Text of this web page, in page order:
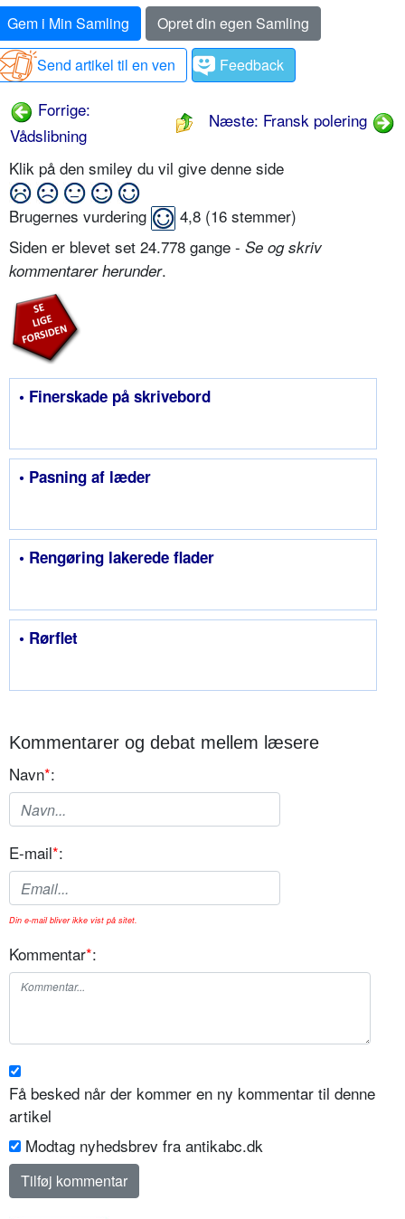
Gem i Min Samling
Opret din egen Samling
Send artikel til en ven
Feedback
Forrige:
Vådslibning
Næste: Fransk polering
Klik på den smiley du vil give denne side
Brugernes vurdering 4,8 (16 stemmer)
Siden er blevet set 24.778 gange - Se og skriv
kommentarer herunder.
• Finerskade på skrivebord
• Pasning af læder
• Rengøring lakerede flader
• Rørflet
Kommentarer og debat mellem læsere
Navn*:
E-mail*:
Din e-mail bliver ikke vist på sitet.
Kommentar*:
Få besked når der kommer en ny kommentar til denne
artikel
Modtag nyhedsbrev fra antikabc.dk